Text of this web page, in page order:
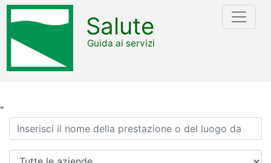
"
Salute
Guida ai servizi
Ricerca
Azienda